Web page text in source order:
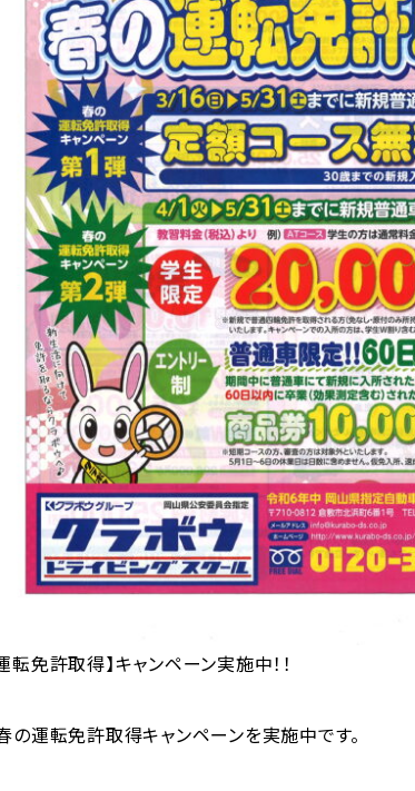
転免許取得】キャンペーン実施中！！
の運転免許取得キャンペーンを実施中です。